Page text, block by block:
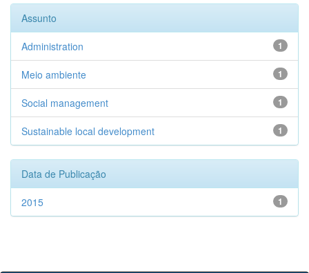
Assunto
1
Administration
1
Meio ambiente
1
Social management
1
Sustainable local development
Data de Publicação
1
2015